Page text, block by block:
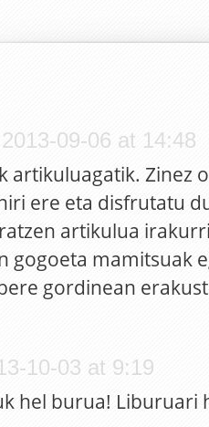
2013-09-06 at 14:48
artikuluagatik. Zinez
ere eta disfrutatu
artikulua
gogoeta mamitsuak
gordinean
10-03 at 9:19
hel burua! Liburuari